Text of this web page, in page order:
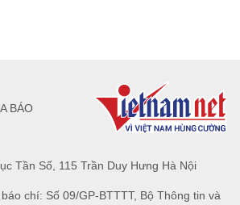
Tần Số, 115 Trần Duy Hưng Hà Nội
chí: Số 09/GP-BTTTT, Bộ Thông tin và
BÁO